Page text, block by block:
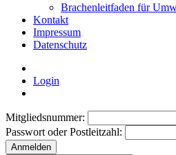
Brachenleitfaden für
Kontakt
Impressum
Datenschutz
Login
Mitgliedsnummer:
Passwort oder Postleitzahl:
Anmelden